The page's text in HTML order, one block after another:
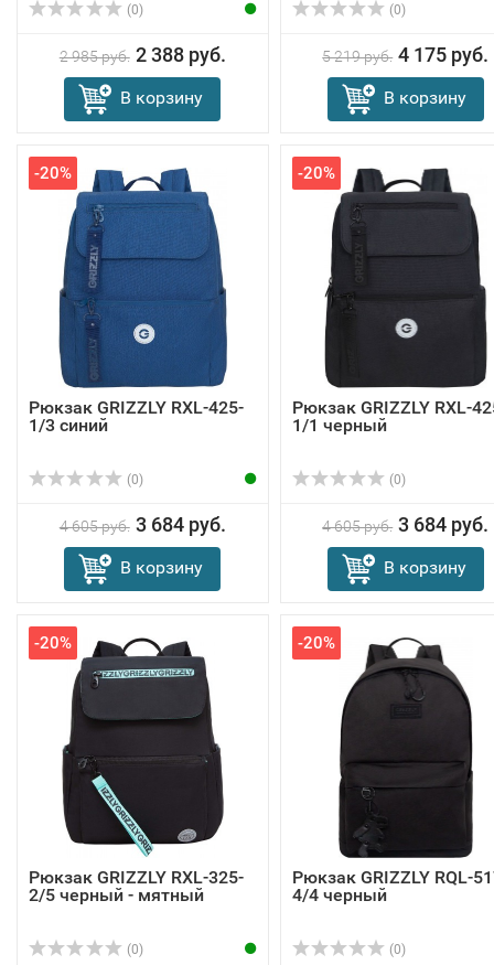
(0)
2 985 руб. 2 388 руб.
В корзину
(0)
5 219 руб. 4 175 руб.
В корзину
-20%
Рюкзак GRIZZLY RXL-425-
1/3 синий
(0)
4 605 руб. 3 684 руб.
В корзину
-20%
Рюкзак GRIZZLY RXL-
1/1 черный
(0)
4 605 руб. 3 684 руб.
В корзину
-20%
Рюкзак GRIZZLY RXL-325-
2/5 черный - мятный
(0)
-20%
Рюкзак GRIZZLY RQL-
4/4 черный
(0)